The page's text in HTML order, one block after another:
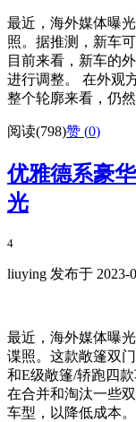
最近，海外媒体曝
照。据推测，新车
目前来看，新车的
进行调整。 在外观
整个轮廓来看，仍
阅读(798)赞 (0)
优雅德系豪
光
4
liuying 发布于 2023-
最近，海外媒体曝
谍照。这款敞篷双
和E级敞篷/轿跑四
在合并和淘汰一些
车型，以降低成本